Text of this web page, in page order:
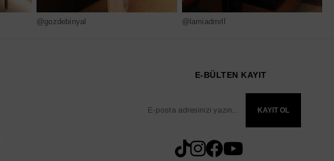
@gozdebinyal @lamiadmrll
E-BÜLTEN KAYIT
KAYIT OL